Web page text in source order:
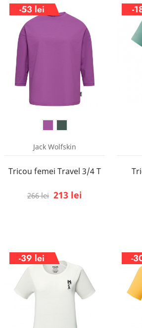
-53 lei
Jack Wolfskin
Tricou femei Travel 3/4 T
266 lei 213 lei
-
-39 lei -